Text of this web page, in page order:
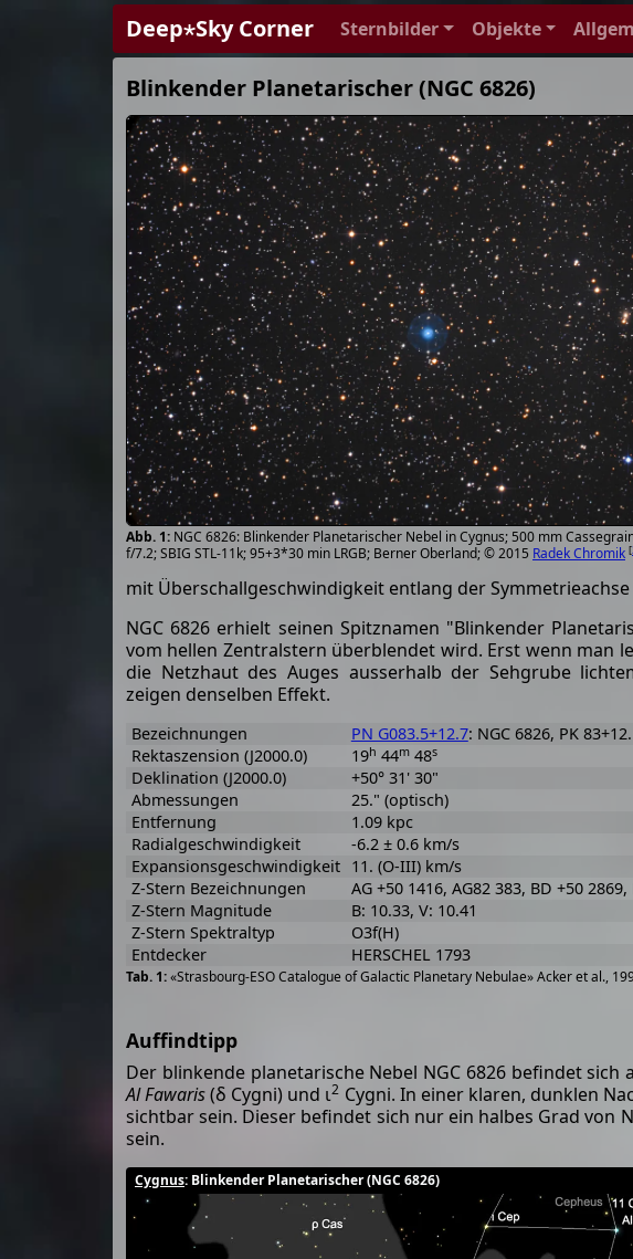
Deep⋆Sky Corner Sternbilder Objekte
Blinkender Planetarischer (NGC 6826)
NGC 6826: Blinkender Planetarischer Nebel in Cygnus; 500 mm
f/7.2; SBIG STL-11k; 95+3*30 min LRGB; Berner Oberland; © 2015 Radek Chromik [
mit Überschallgeschwindigkeit entlang der
NGC 6826 erhielt seinen Spitznamen "Blinkender
vom hellen Zentralstern überblendet wird. Erst wenn man
die Netzhaut des Auges ausserhalb der Sehgrube
zeigen denselben Effekt.
«Strasbourg-ESO Catalogue of Galactic Planetary Nebulae» Acker et al.,
Bezeichnungen PN G083.5+12.7: NGC 6826, PK
Rektaszension (J2000.0)
19h 44m48s
Deklination (J2000.0)
+50° 31' 30"
Abmessungen
25." (optisch)
Entfernung
1.09 kpc
Radialgeschwindigkeit
-6.2 ± 0.6 km/s
Expansionsgeschwindigkeit 11. (O-III) km/s
Z-Stern Bezeichnungen
AG +50 1416, AG82 383, BD +50
Z-Stern Magnitude
B: 10.33, V: 10.41
Z-Stern Spektraltyp
O3f(H)
Entdecker
HERSCHEL 1793
Auffindtipp
Der blinkende planetarische Nebel NGC 6826 befindet
Al Fawaris(δ Cygni) und ι2 Cygni. In einer klaren, dunklen
sichtbar sein. Dieser befindet sich nur ein halbes Grad von
sein.
Cygnus: Blinkender Planetarischer (NGC 6826)